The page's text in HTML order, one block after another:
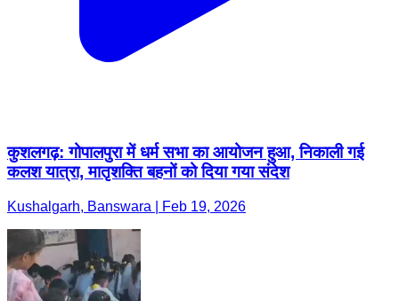
कुशलगढ़: गोपालपुरा में धर्म सभा का आयोजन हुआ, निकाली गई
कलश यात्रा, मातृशक्ति बहनों को दिया गया संदेश
Kushalgarh, Banswara | Feb 19, 2026